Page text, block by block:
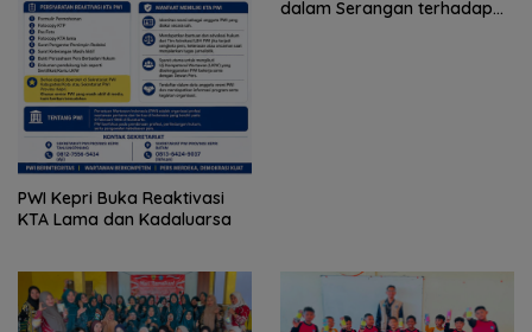
PWI Kepri Buka Reaktivasi
KTA Lama dan Kadaluarsa
dalam Serangan terhadap